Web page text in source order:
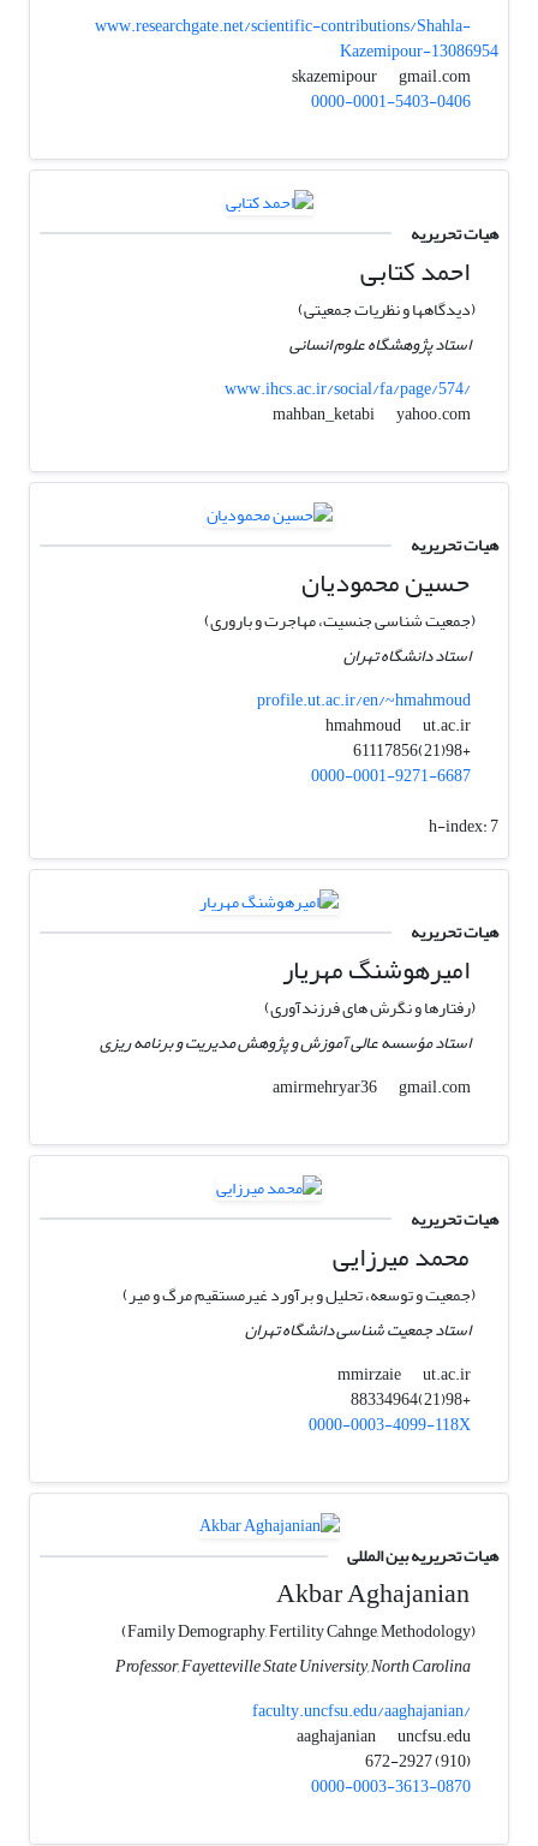
www.researchgate.net/scientific-contributions/Shahla-
Kazemipour-13086954
skazemipour
gmail.com
0000-0001-5403-0406
هیات تحریریه
احمد کتابی
(دیدگاهها و نظریات جمعیتی)
استاد پژوهشگاه علوم انسانی
www.ihcs.ac.ir/social/fa/page/574/
mahban_ketabi
yahoo.com
هیات تحریریه
حسین محمودیان
(جمعیت شناسی جنسیت، مهاجرت و باروری)
استاد دانشگاه تهران
profile.ut.ac.ir/en/~hmahmoud
hmahmoud
ut.ac.ir
+98(21)61117856
0000-0001-9271-6687
h-index:7
هیات تحریریه
امیرهوشنگ مهریار
(رفتارها و نگرش های فرزندآوری)
استاد مؤسسه عالی آموزش و پژوهش مدیریت و برنامه ریزی
amirmehryar36
gmail.com
هیات تحریریه
محمد میرزایی
(جمعیت و توسعه، تحلیل و برآورد غیرمستقیم مرگ و میر)
استاد جمعیت شناسی دانشگاه تهران
mmirzaie
ut.ac.ir
+98(21)88334964
0000-0003-4099-118X
هیات تحریریه بین المللی
Akbar Aghajanian
(Family Demography, Fertility Cahnge, Methodology)
Professor, Fayetteville State University, North Carolina
faculty.uncfsu.edu/aaghajanian/
aaghajanian
uncfsu.edu
(910) 672-2927
0000-0003-3613-0870